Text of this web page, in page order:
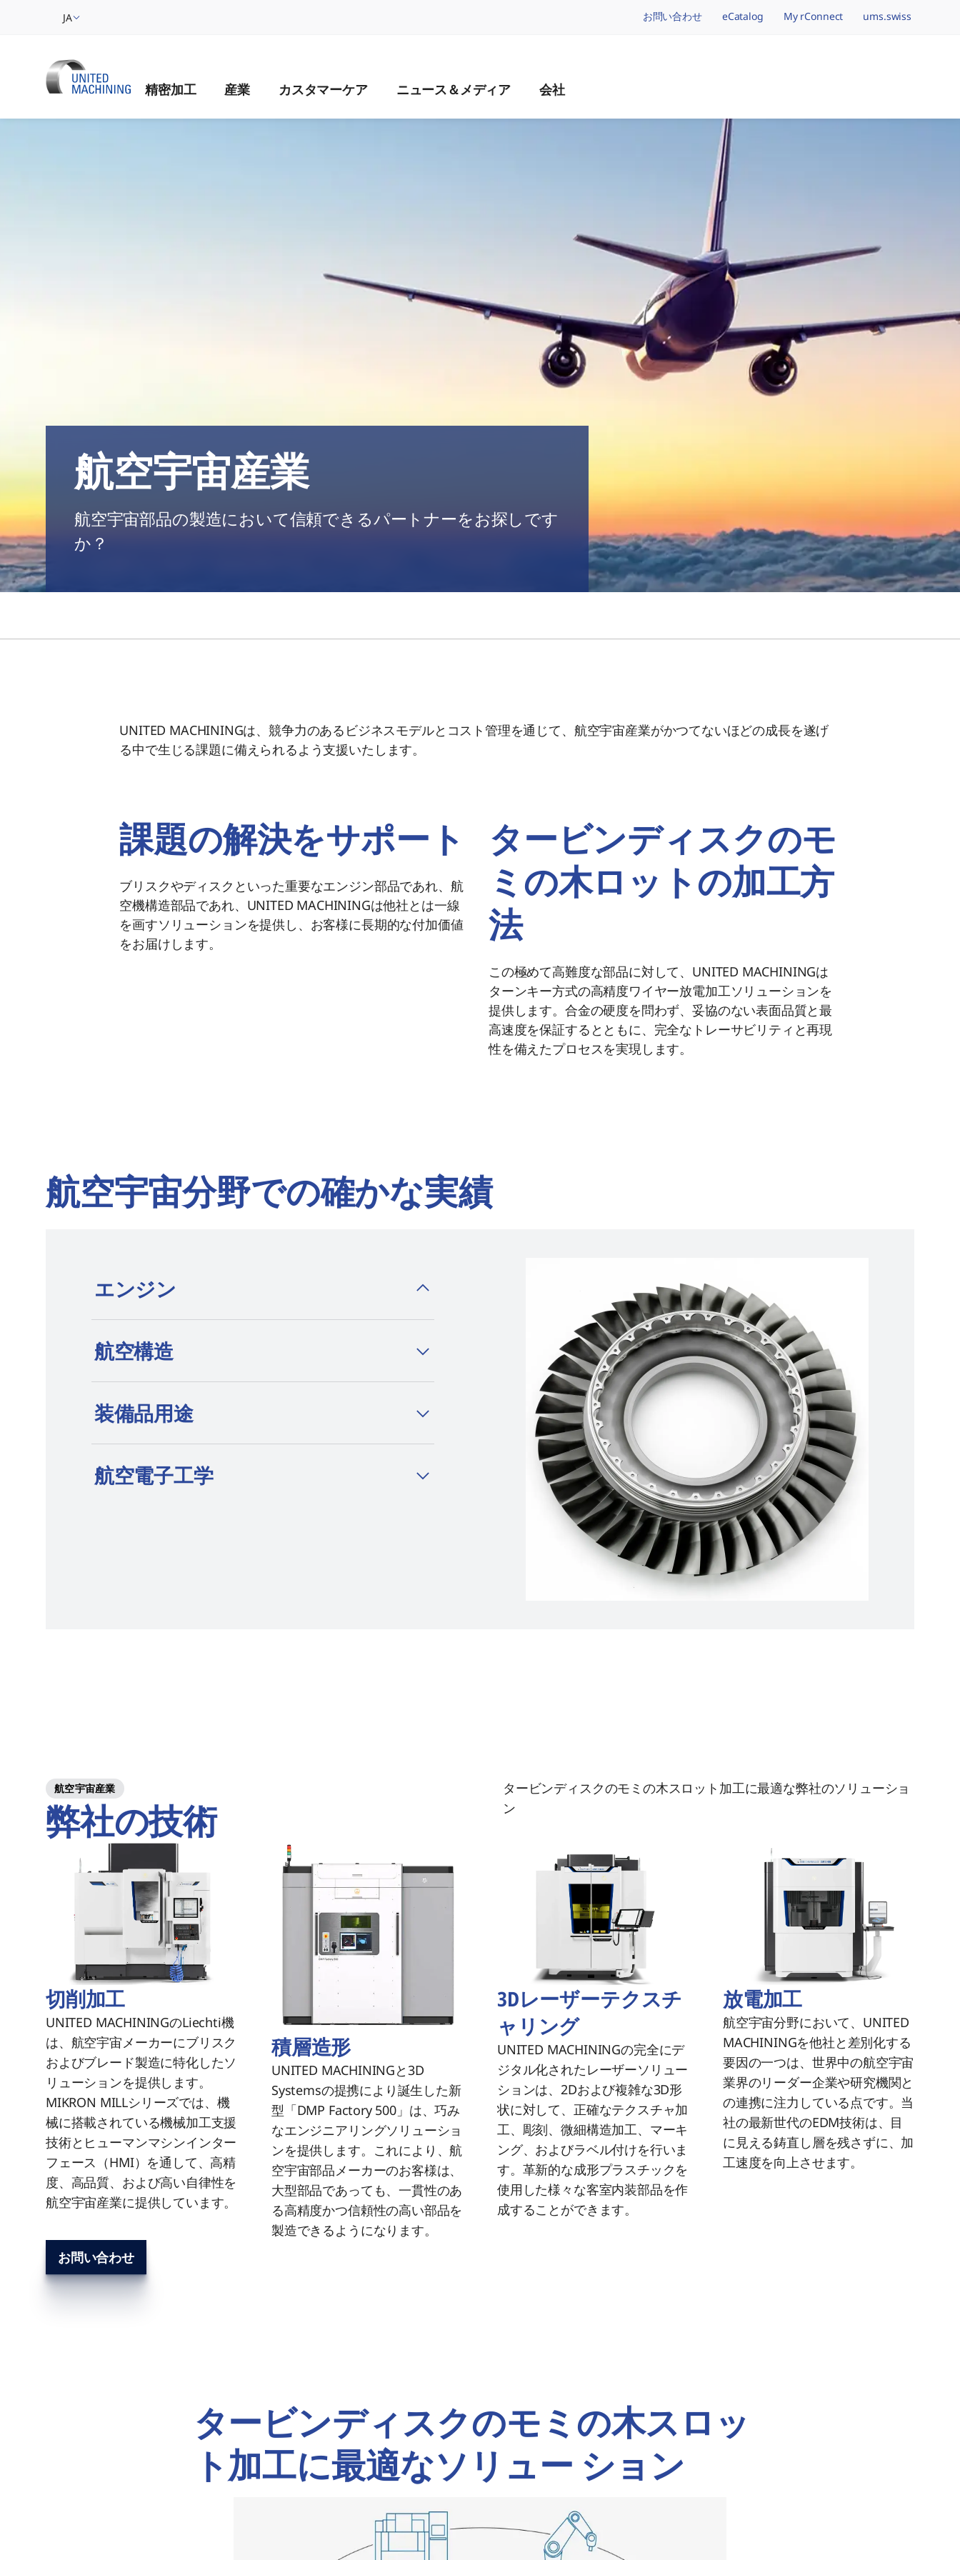
JA navigation.brand
お問い合わせ eCatalog My rConnect ums.swiss
精密加工 産業 カスタマーケア ニュース＆メディア 会社
航空宇宙産業
航空宇宙部品の製造において信頼できるパートナーをお探しです
か？
UNITED MACHININGは、競争力のあるビジネスモデルとコスト管理を通じて、航空宇宙産業がかつてないほどの成長を遂げ
る中で生じる課題に備えられるよう支援いたします。
課題の解決をサポート
ブリスクやディスクといった重要なエンジン部品であれ、航
空機構造部品であれ、UNITED MACHININGは他社とは一線
を画すソリューションを提供し、お客様に長期的な付加価値
をお届けします。
タービンディスクのモ
ミの木ロットの加工方
法
この極めて高難度な部品に対して、UNITED MACHININGは
ターンキー方式の高精度ワイヤー放電加工ソリューションを
提供します。合金の硬度を問わず、妥協のない表面品質と最
高速度を保証するとともに、完全なトレーサビリティと再現
性を備えたプロセスを実現します。
航空宇宙分野での確かな実績
エンジン
の高性能フライス加工（HPM）センターは、床面積をあま
航空構造
装備品用途
航空電子工学
航空宇宙産業
弊社の技術
タービンディスクのモミの木スロット加工に最適な弊社のソリューショ
ン
切削加工
UNITED MACHININGのLiechti機
は、航空宇宙メーカーにブリスク
およびブレード製造に特化したソ
リューションを提供します。
MIKRON MILLシリーズでは、機
械に搭載されている機械加工支援
技術とヒューマンマシンインター
フェース（HMI）を通して、高精
度、高品質、および高い自律性を
航空宇宙産業に提供しています。
積層造形
UNITED MACHININGと3D
Systemsの提携により誕生した新
型「DMP Factory 500」は、巧み
なエンジニアリングソリューショ
ンを提供します。これにより、航
空宇宙部品メーカーのお客様は、
大型部品であっても、一貫性のあ
る高精度かつ信頼性の高い部品を
製造できるようになります。
3Dレーザーテクスチ
ャリング
UNITED MACHININGの完全にデ
ジタル化されたレーザーソリュー
ションは、2Dおよび複雑な3D形
状に対して、正確なテクスチャ加
工、彫刻、微細構造加工、マーキ
ング、およびラベル付けを行いま
す。革新的な成形プラスチックを
使用した様々な客室内装部品を作
成することができます。
放電加工
航空宇宙分野において、UNITED
MACHININGを他社と差別化する
要因の一つは、世界中の航空宇宙
業界のリーダー企業や研究機関と
の連携に注力している点です。当
社の最新世代のEDM技術は、目
に見える鋳直し層を残さずに、加
工速度を向上させます。
お問い合わせ
タービンディスクのモミの木スロッ
ト加工に最適なソリュー ション